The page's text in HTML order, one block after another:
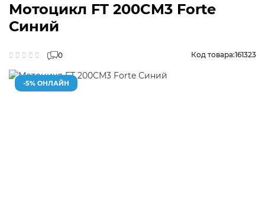
Мотоцикл FT 200CM3 Forte
Синий
0 Код товара:161323
-5% ОНЛАЙН